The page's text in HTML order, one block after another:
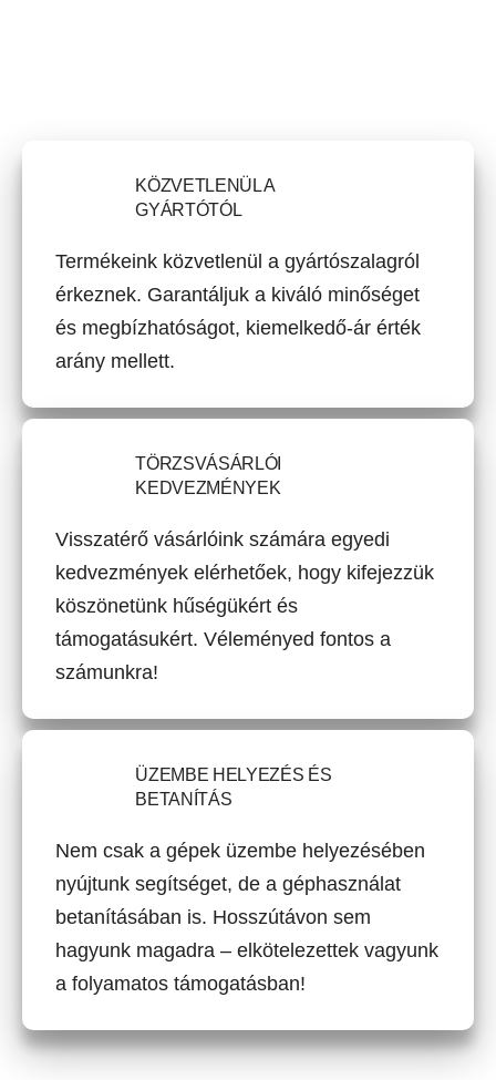
KÖZVETLENÜL A
GYÁRTÓTÓL
Termékeink közvetlenül a gyártószalagról
érkeznek. Garantáljuk a kiváló minőséget
és megbízhatóságot, kiemelkedő-ár érték
arány mellett.
TÖRZSVÁSÁRLÓI
KEDVEZMÉNYEK
Visszatérő vásárlóink számára egyedi
kedvezmények elérhetőek, hogy kifejezzük
köszönetünk hűségükért és
támogatásukért. Véleményed fontos a
számunkra!
ÜZEMBE HELYEZÉS ÉS
BETANÍTÁS
Nem csak a gépek üzembe helyezésében
nyújtunk segítséget, de a géphasználat
betanításában is. Hosszútávon sem
hagyunk magadra – elkötelezettek vagyunk
a folyamatos támogatásban!